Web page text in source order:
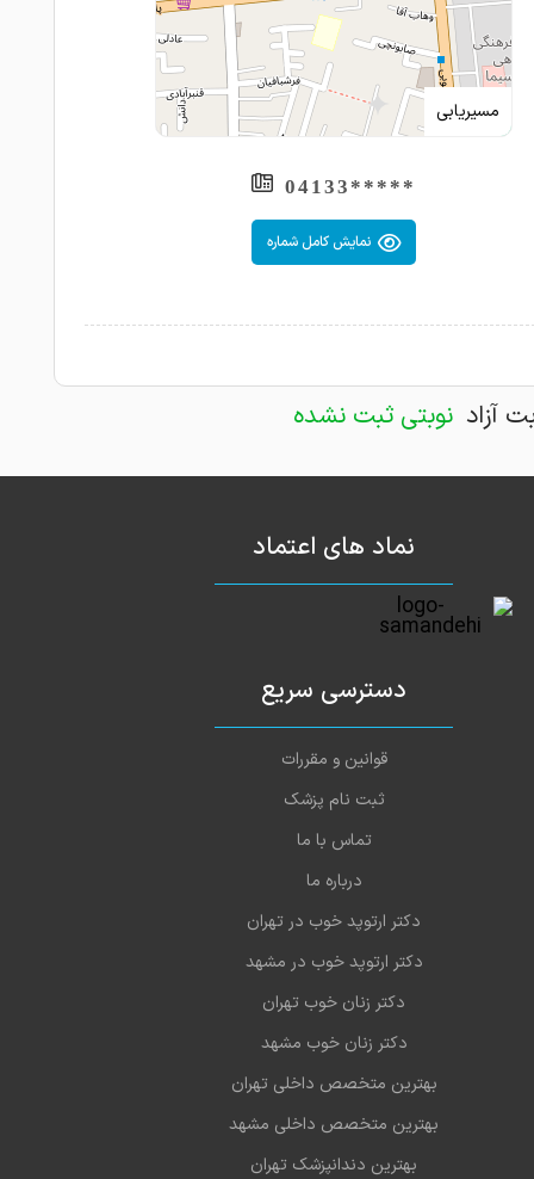
آزاد نوبتی ثبت نشده
مسیریابی
*****04133
نمایش کامل شماره
نماد های اعتماد
دسترسی سریع
قوانین و مقررات
ثبت نام پزشک
تماس با ما
درباره ما
دکتر ارتوپد خوب در تهران
دکتر ارتوپد خوب در مشهد
دکتر زنان خوب تهران
دکتر زنان خوب مشهد
بهترین متخصص داخلی تهران
بهترین متخصص داخلی مشهد
بهترین دندانپزشک تهران